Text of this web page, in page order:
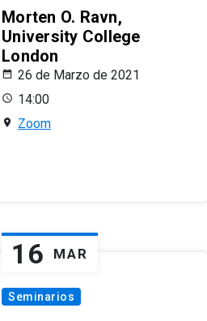
Morten O. Ravn,
University College
London
26 de Marzo de 2021
14:00
Zoom
16 MAR
Seminarios